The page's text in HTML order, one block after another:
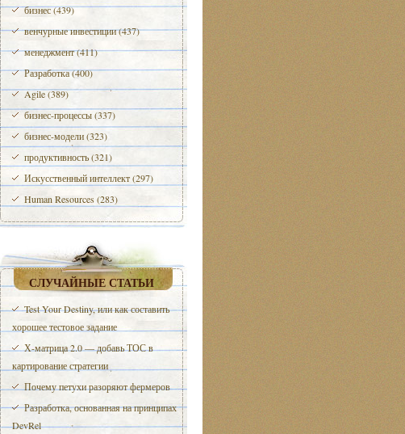
бизнес (439)
венчурные инвестиции (437)
менеджмент (411)
Разработка (400)
Agile (389)
бизнес-процессы (337)
бизнес-модели (323)
продуктивность (321)
Искусственный интеллект (297)
Human Resources (283)
СЛУЧАЙНЫЕ СТАТЬИ
Test Your Destiny, или как составить
хорошее тестовое задание
Х-матрица 2.0 — добавь ТОС в
картирование стратегии
Почему петухи разоряют фермеров
Разработка, основанная на принципах
DevRel